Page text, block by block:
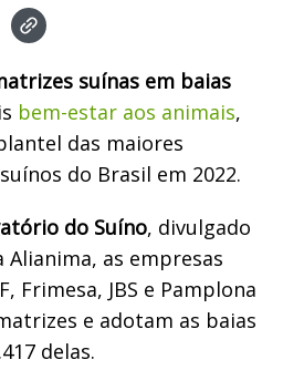
suínas em baias
bem-estar aos animais,
das maiores
do Brasil em 2022.
do Suíno, divulgado
Alianima, as empresas
Frimesa, JBS e Pamplona
e adotam as baias
delas.